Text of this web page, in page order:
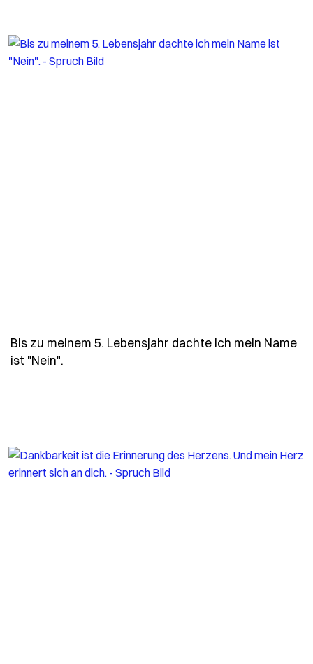
Bis zu meinem 5. Lebensjahr dachte ich mein Name
ist "Nein".